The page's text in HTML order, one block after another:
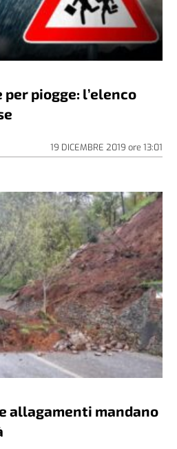
piogge: l’elenco
19 DICEMBRE 2019 ore 13:01
allagamenti mandano